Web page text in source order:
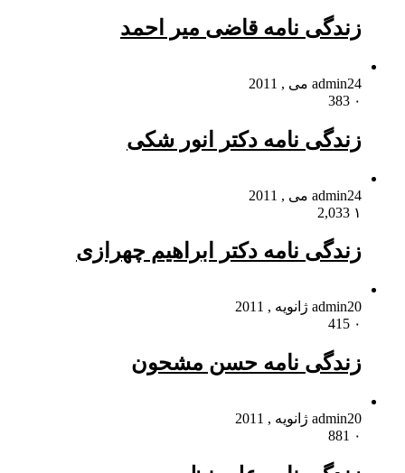
زندگی نامه قاضی میر احمد
admin24 می , 2011
۰
زندگی نامه دکتر انور شکی
admin24 می , 2011
۱
زندگی نامه دکتر ابراهیم چهرازی
admin20 ژانویه , 2011
۰
زندگی نامه حسن مشحون
admin20 ژانویه , 2011
۰